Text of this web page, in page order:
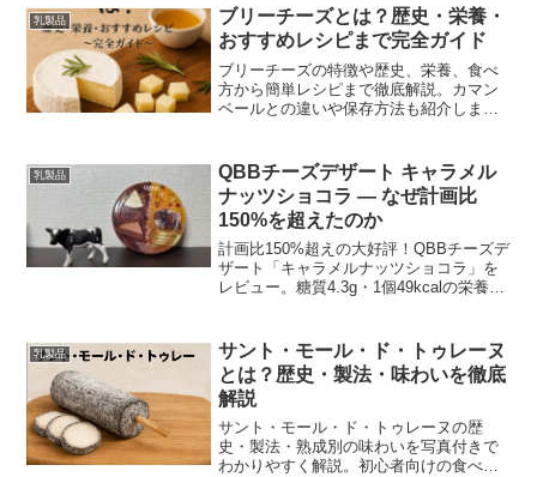
く解説します。すぐ使えるチェックリス
トと実践的な対処法を図表で紹介しま
す。
乳製品
ブリーチーズとは？歴史・栄養・
おすすめレシピまで完全ガイド
ブリーチーズの特徴や歴史、栄養、食べ
方から簡単レシピまで徹底解説。カマン
ベールとの違いや保存方法も紹介しま
乳製品
QBBチーズデザート キャラメル
ナッツショコラ — なぜ計画比
150%を超えたのか
計画比150%超えの大好評！QBBチーズデ
ザート「キャラメルナッツショコラ」を
レビュー。糖質4.3g・1個49kcalの栄養情
乳製品
サント・モール・ド・トゥレーヌ
とは？歴史・製法・味わいを徹底
解説
サント・モール・ド・トゥレーヌの歴
史・製法・熟成別の味わいを写真付きで
わかりやすく解説。初心者向けの食べ